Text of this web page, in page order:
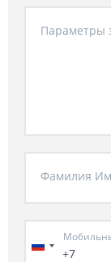
Параметры
Фамилия
+7